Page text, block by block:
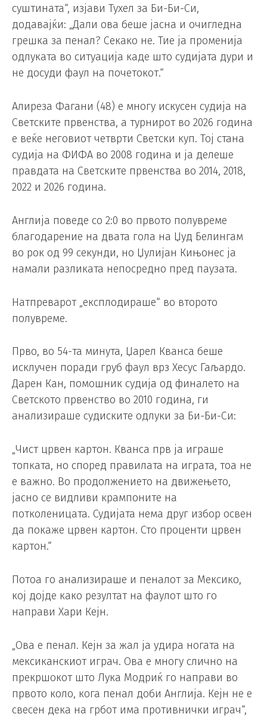
суштината“, изјави Тухел за Би-Би-Си,
додавајќи: „Дали ова беше јасна и очигледна
грешка за пенал? Секако не. Тие ја променија
одлуката во ситуација каде што судијата дури и
не досуди фаул на почетокот.“
Алиреза Фагани (48) е многу искусен судија на
Светските првенства, а турнирот во 2026 година
е веќе неговиот четврти Светски куп. Тој стана
судија на ФИФА во 2008 година и ја делеше
правдата на Светските првенства во 2014, 2018,
2022 и 2026 година.
Англија поведе со 2:0 во првото полувреме
благодарение на двата гола на Џуд Белингам
во рок од 99 секунди, но Џулијан Кињонес ја
намали разликата непосредно пред паузата.
Натпреварот „експлодираше“ во второто
полувреме.
Прво, во 54-та минута, Џарел Кванса беше
исклучен поради груб фаул врз Хесус Гаљардо.
Дарен Кан, помошник судија од финалето на
Светското првенство во 2010 година, ги
анализираше судиските одлуки за Би-Би-Си:
„Чист црвен картон. Кванса прв ја играше
топката, но според правилата на играта, тоа не
е важно. Во продолжението на движењето,
јасно се видливи крампоните на
потколеницата. Судијата нема друг избор освен
да покаже црвен картон. Сто проценти црвен
картон.“
Потоа го анализираше и пеналот за Мексико,
кој дојде како резултат на фаулот што го
направи Хари Кејн.
„Ова е пенал. Кејн за жал ја удира ногата на
мексиканскиот играч. Ова е многу слично на
прекршокот што Лука Модриќ го направи во
првото коло, кога пенал доби Англија. Кејн не е
свесен дека на грбот има противнички играч“,